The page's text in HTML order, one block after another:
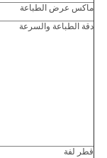
ماكس عرض الطباعة
دقة الطباعة والسرعة
قطر لفة